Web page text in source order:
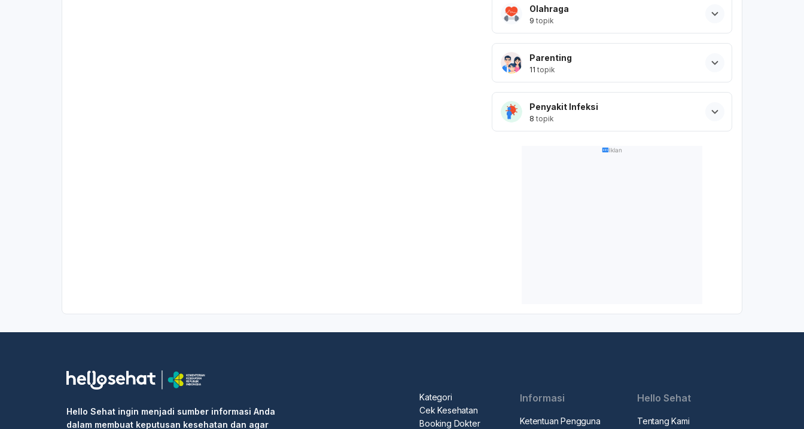
Olahraga
9 topik
Parenting
11 topik
Penyakit Infeksi
8 topik
Iklan
Hello Sehat ingin menjadi sumber informasi Anda
dalam membuat keputusan kesehatan dan agar
Kategori
Cek Kesehatan
Booking Dokter
Informasi
Ketentuan Pengguna
Hello Sehat
Tentang Kami